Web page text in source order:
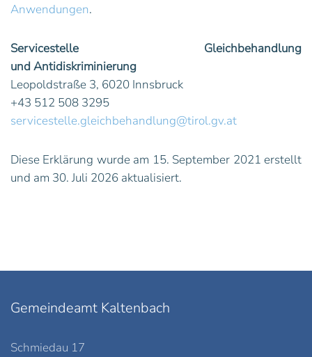
Anwendungen.
Servicestelle Gleichbehandlung
undAntidiskriminierung
Leopoldstraße 3, 6020 Innsbruck
+43 512 508 3295
servicestelle.gleichbehandlung@tirol.gv.at
Diese Erklärung wurde am 15. September 2021 erstellt
und am 30. Juli 2026 aktualisiert.
Gemeindeamt Kaltenbach
Schmiedau 17